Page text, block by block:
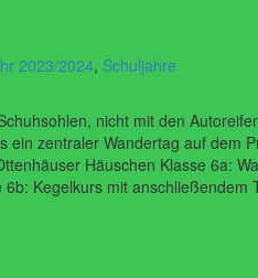
2023/2024, Schuljahre
nicht mit den
ein zentraler Wandertag auf dem
Häuschen Klasse 6a:
Kegelkurs mit anschließendem